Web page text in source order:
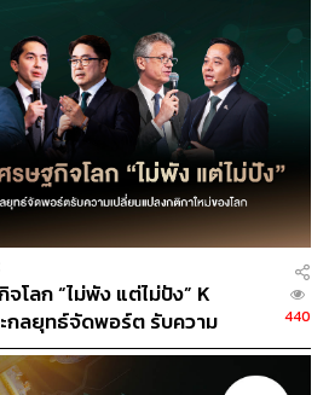
โลก “ไม่พัง แต่ไม่ปัง” K
กลยุทธ์จัดพอร์ต รับความ
งโลก
440